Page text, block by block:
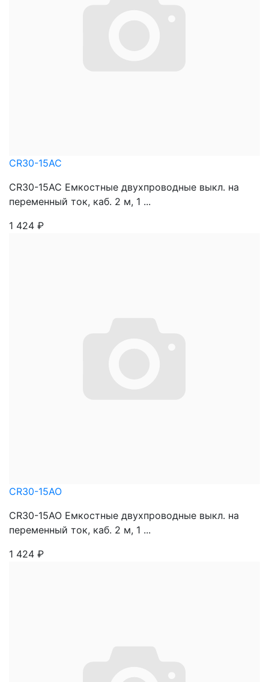
CR30-15AC
CR30-15AC Емкостные двухпроводные выкл. на
переменный ток, каб. 2 м, 1 ...
1 424 ₽
CR30-15AO
CR30-15AO Емкостные двухпроводные выкл. на
переменный ток, каб. 2 м, 1 ...
1 424 ₽